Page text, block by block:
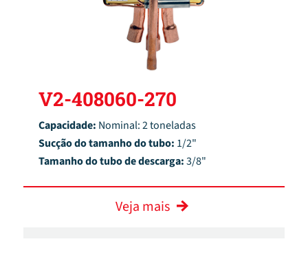
V2-408060-270
Capacidade: Nominal: 2 toneladas
Sucção do tamanho do tubo: 1/2"
Tamanho do tubo de descarga:3/8"
Veja mais